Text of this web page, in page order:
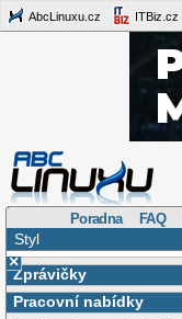
AbcLinuxu.cz ITBiz.cz
Poradna FAQ
Styl
×
Zprávičky
Pracovní nabídky